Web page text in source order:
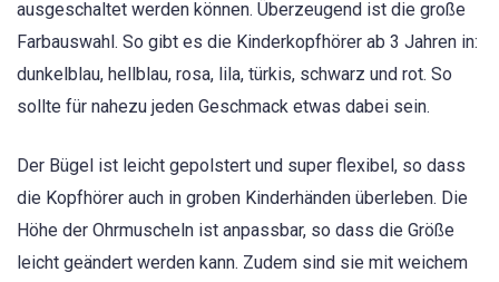
ausgeschaltet werden können. Überzeugend ist die große
Farbauswahl. So gibt es die Kinderkopfhörer ab 3 Jahren in:
dunkelblau, hellblau, rosa, lila, türkis, schwarz und rot. So
sollte für nahezu jeden Geschmack etwas dabei sein.
Der Bügel ist leicht gepolstert und super flexibel, so dass
die Kopfhörer auch in groben Kinderhänden überleben. Die
Höhe der Ohrmuscheln ist anpassbar, so dass die Größe
leicht geändert werden kann. Zudem sind sie mit weichem